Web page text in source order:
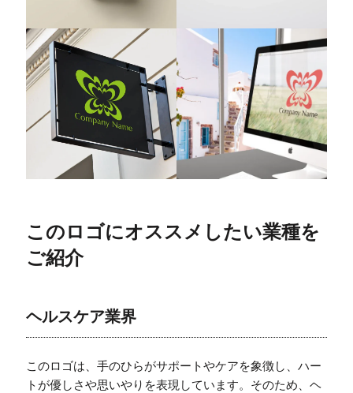
このロゴにオススメしたい業種を
ご紹介
ヘルスケア業界
このロゴは、手のひらがサポートやケアを象徴し、ハー
トが優しさや思いやりを表現しています。そのため、ヘ